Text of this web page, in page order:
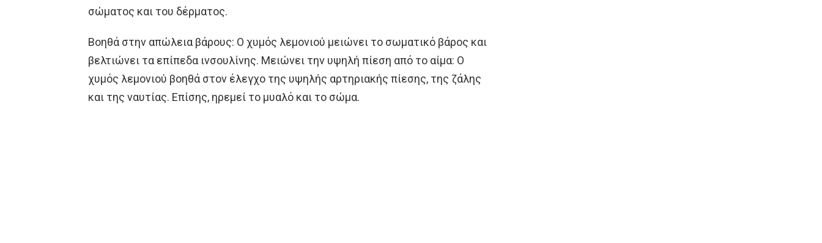
σώματος και του δέρματος.
Βοηθά στην απώλεια βάρους: Ο χυμός λεμονιού μειώνει το σωματικό βάρος και
βελτιώνει τα επίπεδα ινσουλίνης. Μειώνει την υψηλή πίεση από το αίμα: Ο
χυμός λεμονιού βοηθά στον έλεγχο της υψηλής αρτηριακής πίεσης, της ζάλης
και της ναυτίας. Επίσης, ηρεμεί το μυαλό και το σώμα.